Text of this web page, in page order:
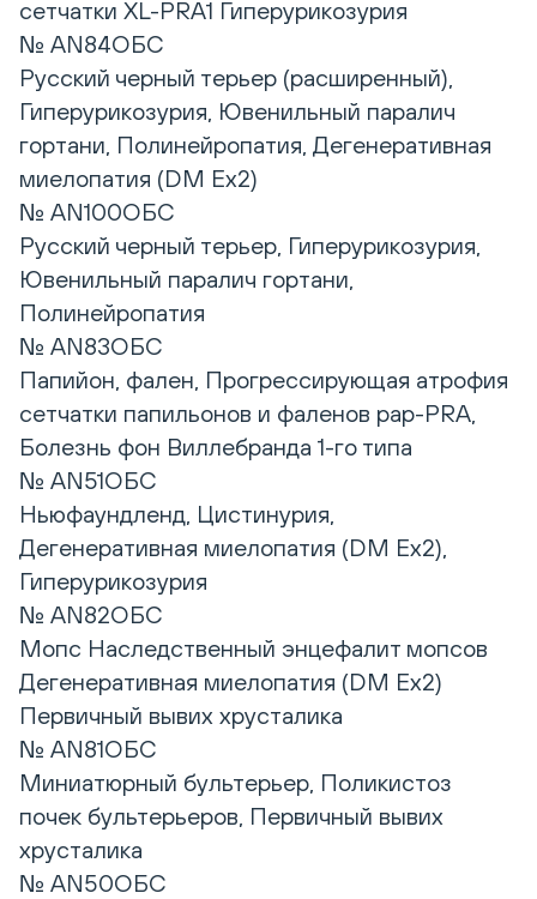
сетчатки XL-PRA1 Гиперурикозурия
№ AN84ОБС
Русский черный терьер (расширенный),
Гиперурикозурия, Ювенильный паралич
гортани, Полинейропатия, Дегенеративная
миелопатия (DM Ex2)
№ AN100ОБС
Русский черный терьер, Гиперурикозурия,
Ювенильный паралич гортани,
Полинейропатия
№ AN83ОБС
Папийон, фален, Прогрессирующая атрофия
сетчатки папильонов и фаленов pap-PRA,
Болезнь фон Виллебранда 1-го типа
№ AN51ОБС
Ньюфаундленд, Цистинурия,
Дегенеративная миелопатия (DM Ex2),
Гиперурикозурия
№ AN82ОБС
Мопс Наследственный энцефалит мопсов
Дегенеративная миелопатия (DM Ex2)
Первичный вывих хрусталика
№ AN81ОБС
Миниатюрный бультерьер, Поликистоз
почек бультерьеров, Первичный вывих
хрусталика
№ AN50ОБС